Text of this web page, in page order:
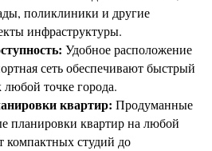
поликлиники и другие
инфраструктуры.
Удобное расположение
сеть обеспечивают быстрый
точке города.
квартир: Продуманные
планировки квартир на любой
компактных студий до